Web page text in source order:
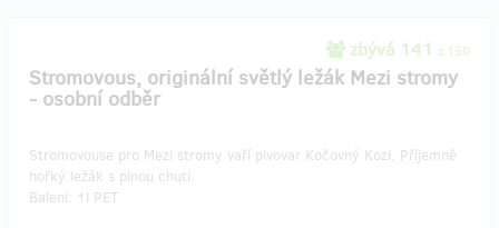
zbývá 141 z 150
Stromovous, originální světlý ležák Mezi stromy
- osobní odběr
Stromovouse pro Mezi stromy vaří pivovar Kočovný Kozi. Příjemně
hořký ležák s plnou chutí.
Balení: 1l PET